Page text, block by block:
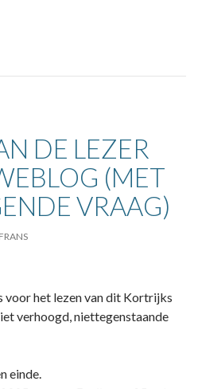
DE LEZER
(MET
VRAAG)
FRANS
voor het lezen van dit Kortrijks
verhoogd, niettegenstaande
einde.